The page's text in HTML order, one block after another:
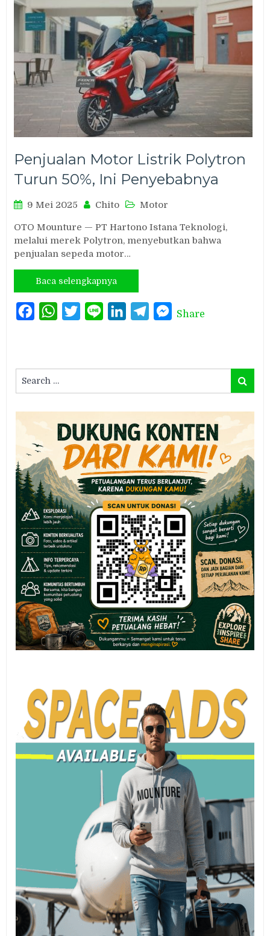
Penjualan Motor Listrik Polytron
Turun 50%, Ini Penyebabnya
9 Mei 2025 Chito Motor
OTO Mounture — PT Hartono Istana Teknologi,
melalui merek Polytron, menyebutkan bahwa
penjualan sepeda motor…
Baca selengkapnya
FacebookWhatsAppTwitterLine LinkedInTelegramMessenger
Share
for:
Search